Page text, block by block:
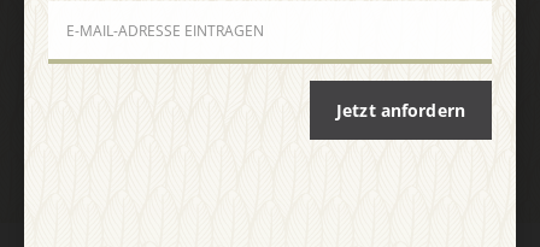
Jetzt anmelden
Jetzt anfordern